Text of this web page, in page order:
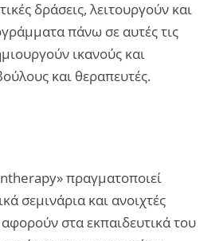
δράσεις, λειτουργούν και
πάνω σε αυτές τις
ικανούς και
και θεραπευτές.
πραγματοποιεί
σεμινάρια και ανοιχτές
στα εκπαιδευτικά του